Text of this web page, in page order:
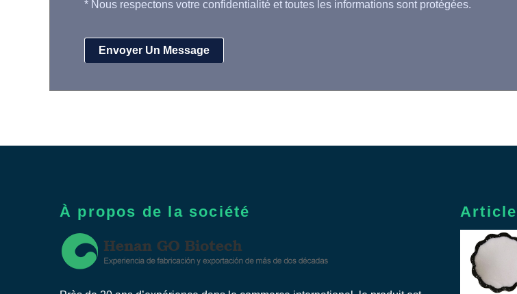
* Nous respectons votre confidentialité et toutes les informations sont protégées.
À propos de la société